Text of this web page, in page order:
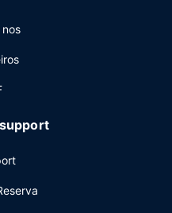
rápido e um serviço de
grátis no local.
nos